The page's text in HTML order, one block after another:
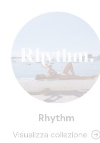
Rhythm
Visualizza collezione